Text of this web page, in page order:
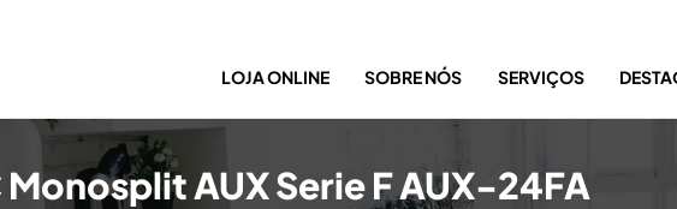
LOJA ONLINE SOBRE NÓS SERVIÇOS
Monosplit AUX Serie F AUX-24FA